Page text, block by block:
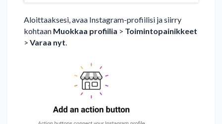
Aloittaaksesi, avaa Instagram-profiilisi ja siirry
kohtaan Muokkaa profiilia > Toimintopainikkeet
> Varaa nyt.